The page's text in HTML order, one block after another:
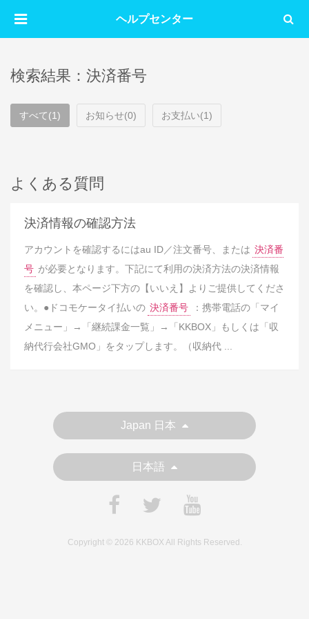
ヘルプセンター
検索結果：決済番号
すべて(1) お知らせ(0) お支払い(1)
よくある質問
決済情報の確認方法
アカウントを確認するにはau ID／注文番号、または 決済番
号 が必要となります。下記にて利用の決済方法の決済情報
を確認し、本ページ下方の【いいえ】よりご提供してくださ
い。●ドコモケータイ払いの 決済番号
：携帯電話の「マイ
メニュー」→「継続課金一覧」→「KKBOX」もしくは「収
納代行会社GMO」をタップします。（収納代 ...
Japan 日本
日本語
Copyright © 2026 KKBOX All Rights Reserved.